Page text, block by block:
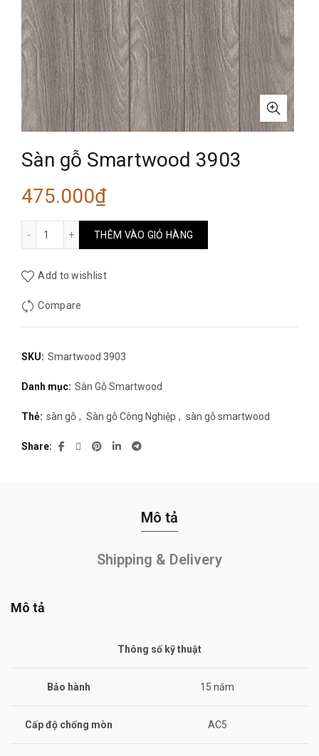
Sàn gỗ Smartwood 3903
475.000₫
Sàn gỗ Smartwood 3903 số lượng
THÊM VÀO GIỎ HÀNG
Add to wishlist
Compare
SKU: Smartwood 3903
Danh mục: Sàn Gỗ Smartwood
Thẻ: sàn gỗ , Sàn gỗ Công Nghiệp , sàn gỗ smartwood
Share
Mô tả
Shipping & Delivery
Mô tả
Thông số kỹ thuật
Bảo hành 15 năm
Cấp độ chống mòn AC5